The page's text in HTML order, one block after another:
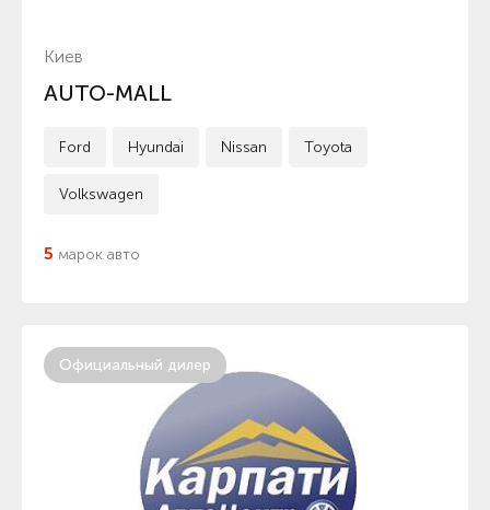
Киев
AUTO-MALL
Ford Hyundai Nissan Toyota
Volkswagen
5 марок авто
Официальный дилер